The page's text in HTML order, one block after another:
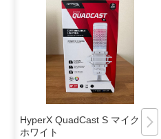
HyperX QuadCast S マイク 白
ホワイト